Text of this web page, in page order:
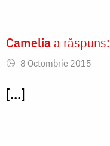
Camelia a răspuns:
8 Octombrie 2015
[...]